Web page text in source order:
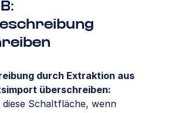
durch Extraktion aus
überschreiben:
diese Schaltfläche, wenn